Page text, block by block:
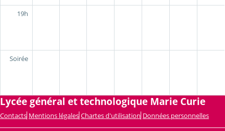
19h
Soirée
Lycée général et technologique Marie Curie
Contacts Mentions légales Chartes d'utilisation Données personnelles